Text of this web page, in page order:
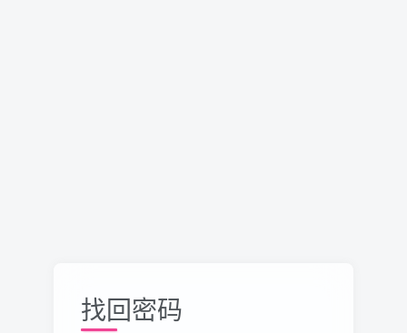
找回密码